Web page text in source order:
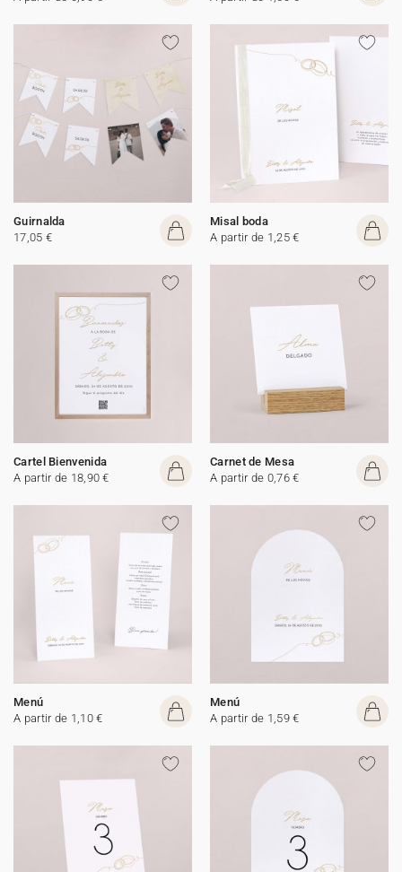
Guirnalda
17,05 €
Misal boda
A partir de 1,25 €
Cartel Bienvenida
A partir de 18,90 €
Carnet de Mesa
A partir de 0,76 €
Menú
A partir de 1,10 €
Menú
A partir de 1,59 €